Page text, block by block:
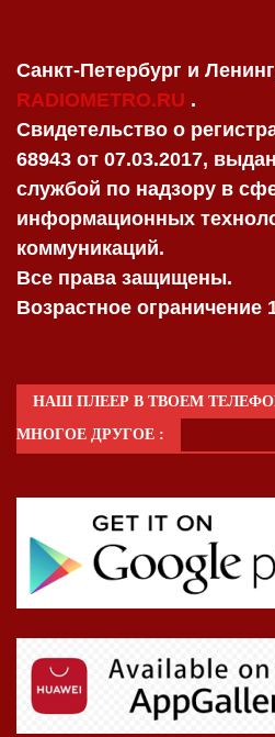
Санкт-Петербург и
RADIOMETRO.RU .
Свидетельство о
68943 от 07.03.2017,
службой по надзору в
информационных
коммуникаций.
Все права защищены.
Возрастное ограничение
НАШ ПЛЕЕР В ТВОЕМ
МНОГОЕ ДРУГОЕ :